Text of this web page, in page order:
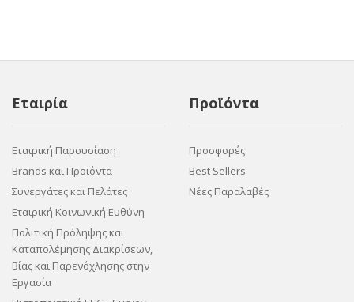
Εταιρία
Εταιρική Παρουσίαση
Brands και Προϊόντα
Συνεργάτες και Πελάτες
Εταιρική Κοινωνική Ευθύνη
Πολιτική Πρόληψης και
Καταπολέμησης Διακρίσεων,
Βίας και Παρενόχλησης στην
Εργασία
Προϊόντα
Προσφορές
Best Sellers
Νέες Παραλαβές